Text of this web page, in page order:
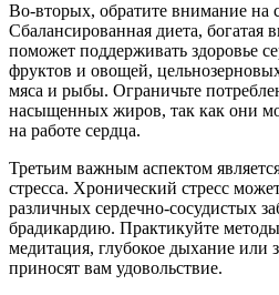
Во-вторых, обратите внимание на
Сбалансированная диета,
поможет поддерживать здоровье
фруктов и овощей,
мяса и рыбы. Ограничьте
насыщенных жиров, так как они
на работе сердца.
Третьим важным аспектом
стресса. Хронический стресс
различных сердечно-сосудистых
брадикардию. Практикуйте
медитация, глубокое дыхание или
приносят вам удовольствие.